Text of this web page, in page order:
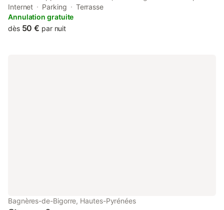
Internet
Parking
Terrasse
Annulation gratuite
dès 50 € par nuit
Bagnères-de-Bigorre, Hautes-Pyrénées